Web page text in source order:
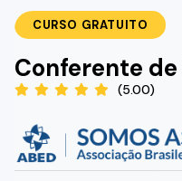
CURSO GRATUITO
Conferente de
(5.00)